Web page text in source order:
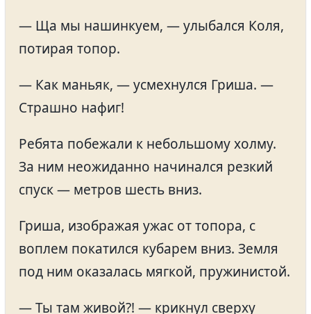
— Ща мы нашинкуем, — улыбался Коля,
потирая топор.
— Как маньяк, — усмехнулся Гриша. —
Страшно нафиг!
Ребята побежали к небольшому холму.
За ним неожиданно начинался резкий
спуск — метров шесть вниз.
Гриша, изображая ужас от топора, с
воплем покатился кубарем вниз. Земля
под ним оказалась мягкой, пружинистой.
— Ты там живой?! — крикнул сверху